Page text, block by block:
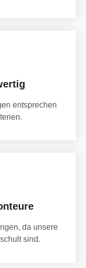
entsprechen
da unsere
sind.